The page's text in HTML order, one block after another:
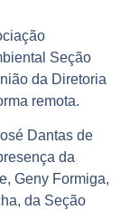
Seção
da Diretoria
remota.
Dantas de
da
Geny Formiga,
da Seção